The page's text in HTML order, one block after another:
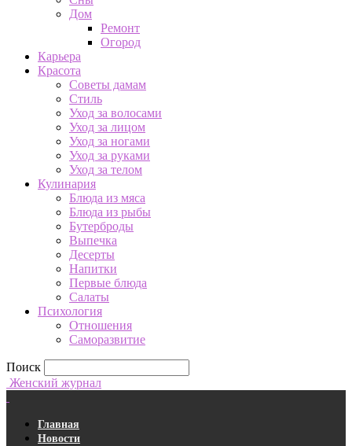
Дом
Ремонт
Огород
Карьера
Красота
Советы дамам
Стиль
Уход за волосами
Уход за лицом
Уход за ногами
Уход за руками
Уход за телом
Кулинария
Блюда из мяса
Блюда из рыбы
Бутерброды
Выпечка
Десерты
Напитки
Первые блюда
Салаты
Психология
Отношения
Саморазвитие
Поиск
Женский журнал
Главная
Новости